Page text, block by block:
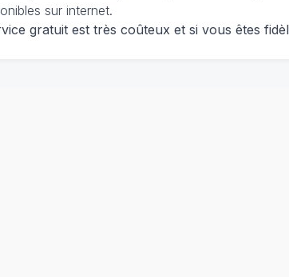
sur internet.
gratuit est très coûteux et si vous êtes